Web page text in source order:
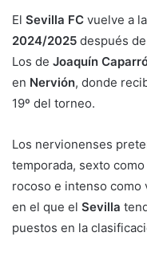
El Sevilla FC vuelve a
2024/2025 después
Los de Joaquín
en Nervión, donde
19º del torneo.
Los nervionenses
temporada, sexto
rocoso e intenso como
en el que el Sevilla
puestos en la